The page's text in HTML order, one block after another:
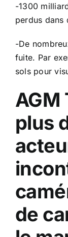
-1300
perdus dans
-De
fuite. Par
sols pour
AGM
plus
de